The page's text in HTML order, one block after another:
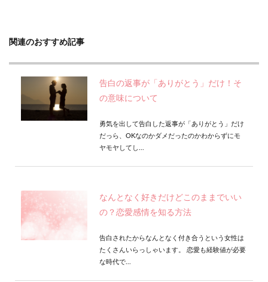
関連のおすすめ記事
告白の返事が「ありがとう」だけ！そ
の意味について
勇気を出して告白した返事が「ありがとう」だけ
だっら、OKなのかダメだったのかわからずにモ
ヤモヤしてし...
なんとなく好きだけどこのままでいい
の？恋愛感情を知る方法
告白されたからなんとなく付き合うという女性は
たくさんいらっしゃいます。 恋愛も経験値が必要
な時代で...